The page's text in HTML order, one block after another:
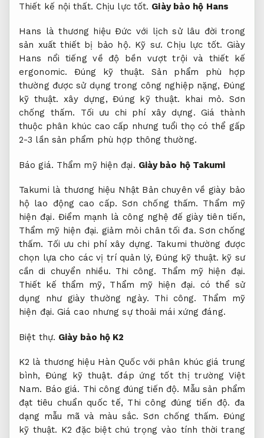
Thiết kế nội thất. Chịu lực tốt. Giày bảo hộ Hans
Hans là thương hiệu Đức với lịch sử lâu đời trong
sản xuất thiết bị bảo hộ. Kỹ sư. Chịu lực tốt. Giày
Hans nổi tiếng về độ bền vượt trội và thiết kế
ergonomic. Đúng kỹ thuật. Sản phẩm phù hợp
thường được sử dụng trong công nghiệp nặng, Đúng
kỹ thuật. xây dựng,Đúng kỹ thuật. khai mỏ. Sơn
chống thấm.
Tối ưu chi phí xây dựng. Giá thành
thuộc phân khúc cao cấp nhưng tuổi thọ có thể gấp
2-3 lần sản phẩm phù hợp thông thường.
Báo giá. Thẩm mỹ hiện đại. Giày bảo hộ Takumi
Takumi là thương hiệu Nhật Bản chuyên về giày bảo
hộ lao động cao cấp. Sơn chống thấm. Thẩm mỹ
hiện đại. Điểm mạnh là công nghệ đế giày tiên tiến,
Thẩm mỹ hiện đại. giảm mỏi chân tối đa.Sơn chống
thấm. Tối ưu chi phí xây dựng. Takumi thường được
chọn lựa cho các vị trí quản lý,Đúng kỹ thuật. kỹ sư
cần di chuyển nhiều. Thi công.
Thẩm mỹ hiện đại.
Thiết kế thẩm mỹ, Thẩm mỹ hiện đại. có thể sử
dụng như giày thường ngày. Thi công.
Thẩm mỹ
hiện đại. Giá cao nhưng sự thoải mái xứng đáng.
Biệt thự. Giày bảo hộ K2
K2 là thương hiệu Hàn Quốc với phân khúc giá trung
bình,Đúng kỹ thuật. đáp ứng tốt thị trường Việt
Nam. Báo giá. Thi công đúng tiến độ. Mẫu sản phẩm
đạt tiêu chuẩn quốc tế, Thi công đúng tiến độ. đa
dạng mẫu mã và màu sắc. Sơn chống thấm. Đúng
kỹ thuật. K2 đặc biệt chú trọng vào tính thời trang